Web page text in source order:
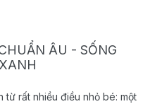
ÂU - SỐNG
từ rất nhiều điều nhỏ bé: một